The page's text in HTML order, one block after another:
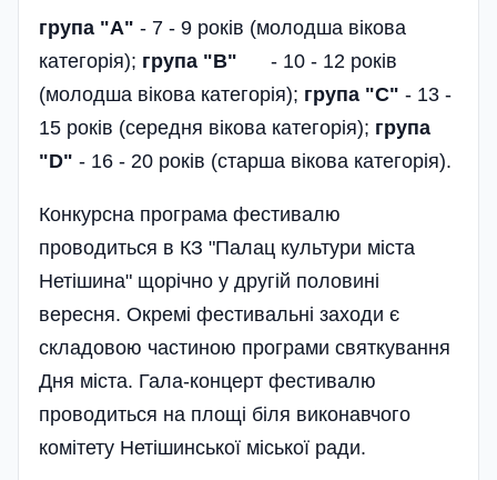
група "А" - 7 - 9 років (молодша вікова
категорія); група "B" - 10 - 12 років
(молодша вікова категорія); група "C" - 13 -
15 років (середня вікова категорія); група
"D" - 16 - 20 років (старша вікова категорія).
Конкурсна програма фестивалю
проводиться в КЗ "Палац культури міста
Нетішина" щорічно у другій половині
вересня. Окремі фестивальні заходи є
складовою частиною програми святкування
Дня міста. Гала-концерт фестивалю
проводиться на площі біля виконавчого
комітету Нетішинської міської ради.